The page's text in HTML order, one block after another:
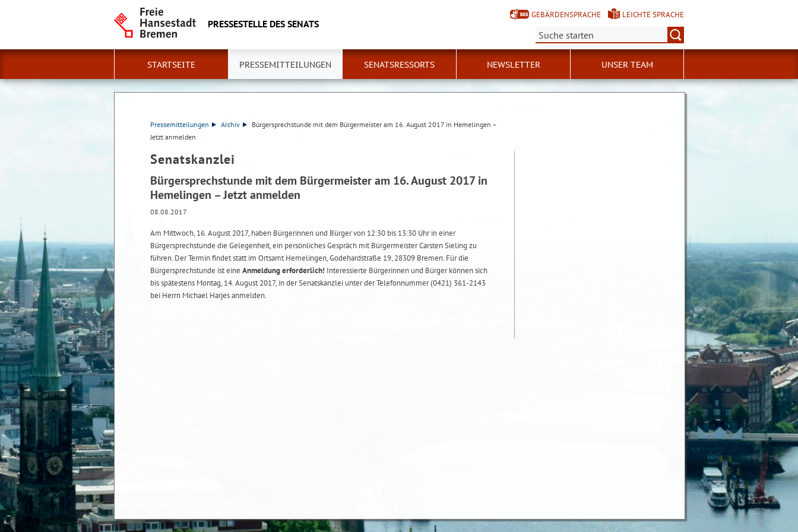
PRESSESTELLE DES SENATS
GEBÄRDENSPRACHE
LEICHTE SPRACHE
Suche:
STARTSEITE PRESSEMITTEILUNGEN SENATSRESSORTS NEWSLETTER UNSER TEAM
Pressemitteilungen Archiv
Bürgersprechstunde mit dem Bürgermeister am 16. August 2017 in Hemelingen –
Jetzt anmelden
Senatskanzlei
Bürgersprechstunde mit dem Bürgermeister am 16. August 2017 in
Hemelingen – Jetzt anmelden
08.08.2017
Am Mittwoch, 16. August 2017, haben Bürgerinnen und Bürger von 12:30 bis 13:30 Uhr in einer
Bürgersprechstunde die Gelegenheit, ein persönliches Gespräch mit Bürgermeister Carsten Sieling zu
führen. Der Termin findet statt im Ortsamt Hemelingen, Godehardstraße 19, 28309 Bremen. Für die
Bürgersprechstunde ist eine Anmeldung erforderlich! Interessierte Bürgerinnen und Bürger können sich
bis spätestens Montag, 14. August 2017, in der Senatskanzlei unter der Telefonnummer (0421) 361-2143
bei Herrn Michael Harjes anmelden.